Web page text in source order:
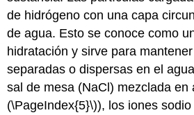
de hidrógeno con una capa
de agua. Esto se conoce como
hidratación y sirve para
separadas o dispersas en el
sal de mesa (NaCl) mezclada en
(\PageIndex{5}\)), los iones